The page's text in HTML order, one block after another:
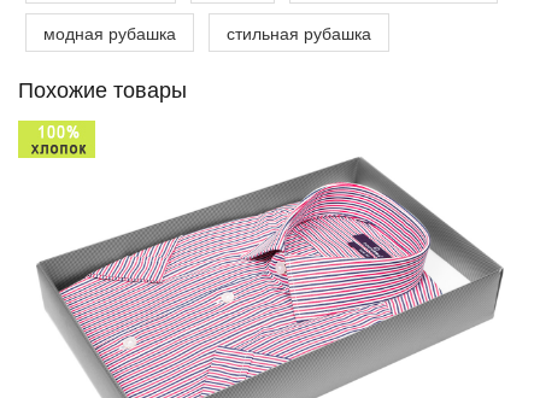
модная рубашка стильная рубашка
Похожие товары